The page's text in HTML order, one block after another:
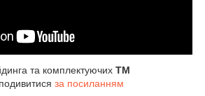
та комплектуючих ТМ
за посиланням